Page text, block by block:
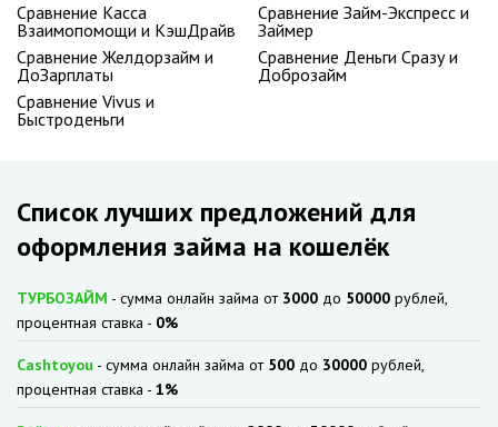
Сравнение Касса
Взаимопомощи и КэшДрайв
Сравнение Займ-Экспресс и
Займер
Сравнение Желдорзайм и
ДоЗарплаты
Сравнение Деньги Сразу и
Доброзайм
Сравнение Vivus и
Быстроденьги
Список лучших предложений для
оформления займа на кошелёк
ТУРБОЗАЙМ - сумма онлайн займа от 3000 до 50000 рублей,
процентная ставка - 0%
Cashtoyou - сумма онлайн займа от 500 до 30000 рублей,
процентная ставка - 1%